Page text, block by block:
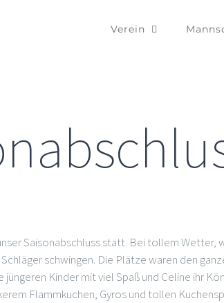
Verein
Saisonabschluss statt. Bei tollem
schwingen. Die Plätze waren den
Kinder mit viel Spaß und Celine ihr
Flammkuchen, Gyros und tollen